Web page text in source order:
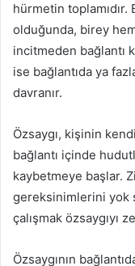
hürmetin toplamıdır.
olduğunda, birey
incitmeden bağlantı
ise bağlantıda ya
davranır.
Özsaygı, kişinin
bağlantı içinde
kaybetmeye başlar.
gereksinimlerini yok
çalışmak özsaygıyı
Özsaygının